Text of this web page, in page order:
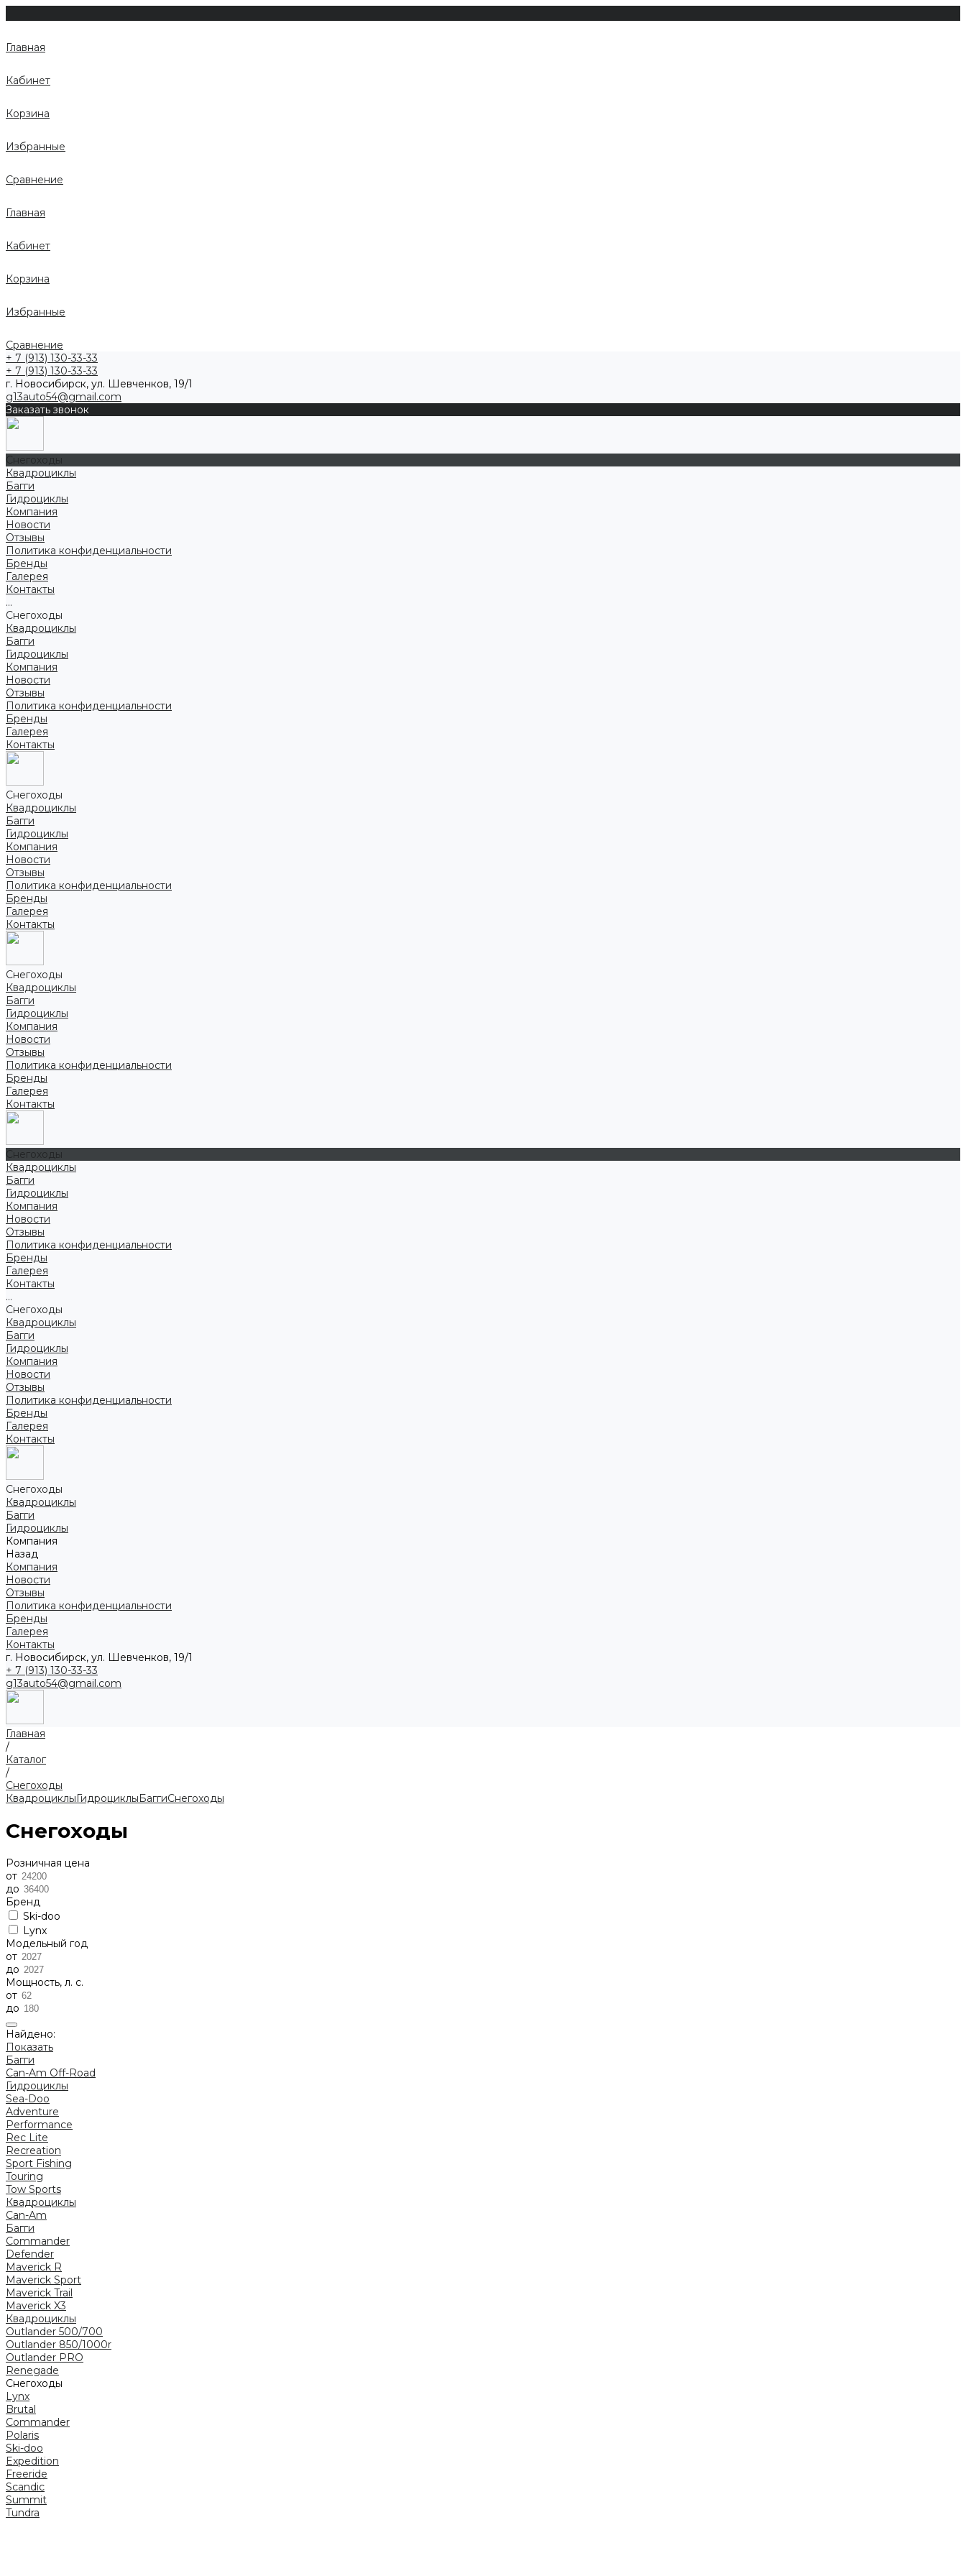
Главная
Кабинет
Корзина
Избранные
Сравнение
Главная
Кабинет
Корзина
Избранные
Сравнение
+ 7 (913) 130-33-33
+ 7 (913) 130-33-33
г. Новосибирск, ул. Шевченков, 19/1
g13auto54@gmail.com
Заказать звонок
Снегоходы
Квадроциклы
Багги
Гидроциклы
Компания
Новости
Отзывы
Политика конфиденциальности
Бренды
Галерея
Контакты
...
Снегоходы
Квадроциклы
Багги
Гидроциклы
Компания
Новости
Отзывы
Политика конфиденциальности
Бренды
Галерея
Контакты
Снегоходы
Квадроциклы
Багги
Гидроциклы
Компания
Новости
Отзывы
Политика конфиденциальности
Бренды
Галерея
Контакты
Снегоходы
Квадроциклы
Багги
Гидроциклы
Компания
Новости
Отзывы
Политика конфиденциальности
Бренды
Галерея
Контакты
Снегоходы
Квадроциклы
Багги
Гидроциклы
Компания
Новости
Отзывы
Политика конфиденциальности
Бренды
Галерея
Контакты
...
Снегоходы
Квадроциклы
Багги
Гидроциклы
Компания
Новости
Отзывы
Политика конфиденциальности
Бренды
Галерея
Контакты
Снегоходы
Квадроциклы
Багги
Гидроциклы
Компания
Назад
Компания
Новости
Отзывы
Политика конфиденциальности
Бренды
Галерея
Контакты
г. Новосибирск, ул. Шевченков, 19/1
+ 7 (913) 130-33-33
g13auto54@gmail.com
Главная
/
Каталог
/
Снегоходы
КвадроциклыГидроциклыБаггиСнегоходы
Снегоходы
Розничная цена
от
до
Бренд
Ski-doo
Lynx
Модельный год
от
до
Мощность, л. с.
от
до
Найдено:
Показать
Багги
Can-Am Off-Road
Гидроциклы
Sea-Doo
Adventure
Performance
Rec Lite
Recreation
Sport Fishing
Touring
Tow Sports
Квадроциклы
Can-Am
Багги
Commander
Defender
Maverick R
Maverick Sport
Maverick Trail
Maverick X3
Квадроциклы
Outlander 500/700
Outlander 850/1000r
Outlander PRO
Renegade
Снегоходы
Lynx
Brutal
Commander
Polaris
Ski-doo
Expedition
Freeride
Scandic
Summit
Tundra